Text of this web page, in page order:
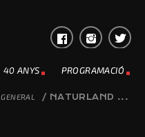
40 ANYS PROGRAMACIÓ
GENERAL / NATURLAND ...